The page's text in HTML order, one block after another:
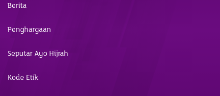
Berita
Penghargaan
Seputar Ayo Hijrah
Kode Etik